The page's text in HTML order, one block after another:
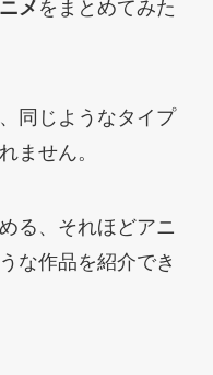
メ をまとめてみた
同じようなタイプ
ません。
る、それほどアニ
な作品を紹介でき